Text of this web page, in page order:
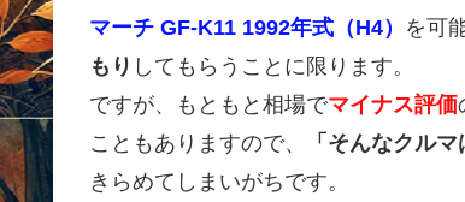
マーチ GF-K11 1992年式（H4） を可
もり してもらうことに限ります。
ですが、もともと相場でマイナス評価
こともありますので、
「そんなクル
きらめてしまいがちです。